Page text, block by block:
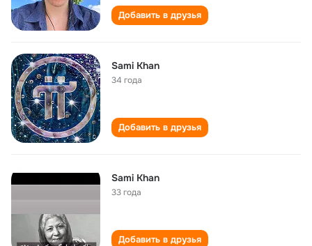
Добавить в друзья
Sami Khan
34 года
Добавить в друзья
Sami Khan
33 года
Добавить в друзья